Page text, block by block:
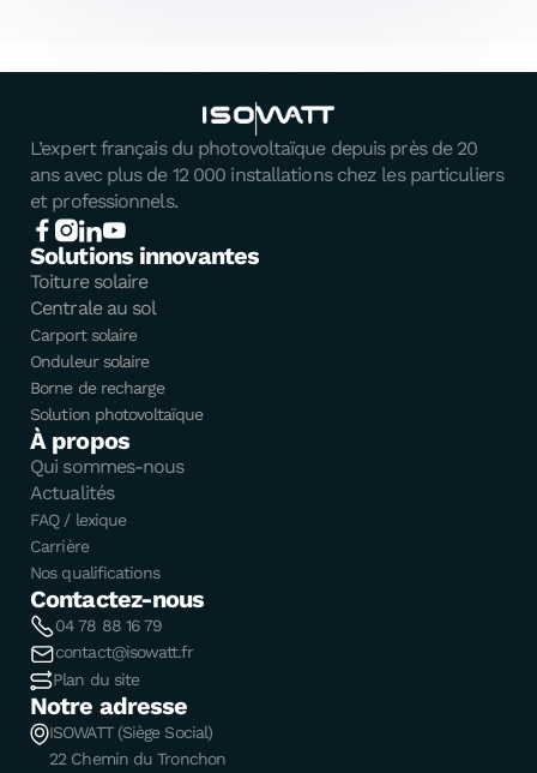
L’expert français du photovoltaïque depuis près de 20
ans avec plus de 12 000 installations chez les particuliers
et professionnels.
Solutions innovantes
Toiture solaire
Centrale au sol
Carport solaire
Onduleur solaire
Borne de recharge
Solution photovoltaïque
À propos
Qui sommes-nous
Actualités
FAQ / lexique
Carrière
Nos qualifications
Contactez-nous
04 78 88 16 79
contact@isowatt.fr
Plan du site
Notre adresse
ISOWATT (Siège Social)
22 Chemin du Tronchon